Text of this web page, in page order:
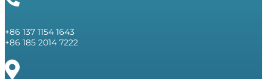
+86 137 1154 1643
+86 185 2014 7222